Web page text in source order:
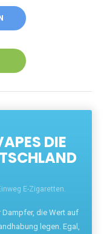
DIE
E-Zigaretten.
die Wert auf
legen. Egal,